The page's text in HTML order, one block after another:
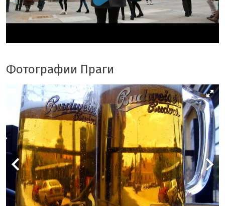
Фотографии Праги